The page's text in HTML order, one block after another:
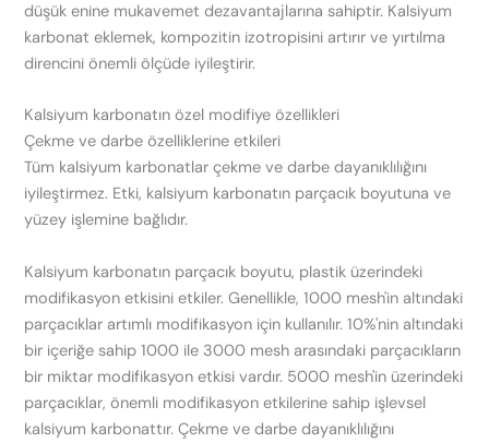
düşük enine mukavemet dezavantajlarına sahiptir. Kalsiyum
karbonat eklemek, kompozitin izotropisini artırır ve yırtılma
direncini önemli ölçüde iyileştirir.
Kalsiyum karbonatın özel modifiye özellikleri
Çekme ve darbe özelliklerine etkileri
Tüm kalsiyum karbonatlar çekme ve darbe dayanıklılığını
iyileştirmez. Etki, kalsiyum karbonatın parçacık boyutuna ve
yüzey işlemine bağlıdır.
Kalsiyum karbonatın parçacık boyutu, plastik üzerindeki
modifikasyon etkisini etkiler. Genellikle, 1000 mesh'in altındaki
parçacıklar artımlı modifikasyon için kullanılır. 10%'nin altındaki
bir içeriğe sahip 1000 ile 3000 mesh arasındaki parçacıkların
bir miktar modifikasyon etkisi vardır. 5000 mesh'in üzerindeki
parçacıklar, önemli modifikasyon etkilerine sahip işlevsel
kalsiyum karbonattır. Çekme ve darbe dayanıklılığını